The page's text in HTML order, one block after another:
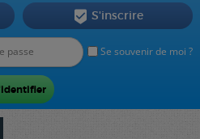
Se souvenir de moi ?
 S'inscrire